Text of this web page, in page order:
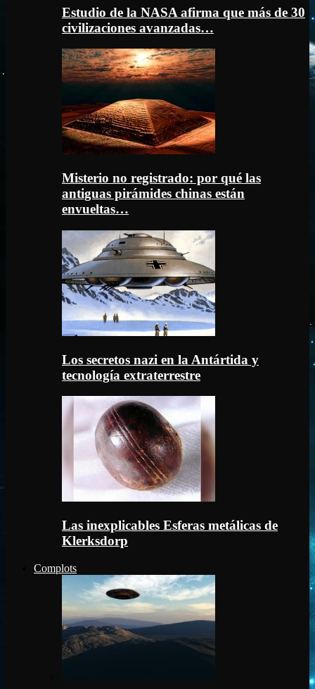
Estudio de la NASA afirma que más de 30
civilizaciones avanzadas…
Misterio no registrado: por qué las
antiguas pirámides chinas están
envueltas…
Los secretos nazi en la Antártida y
tecnología extraterrestre
Las inexplicables Esferas metálicas de
Klerksdorp
Complots